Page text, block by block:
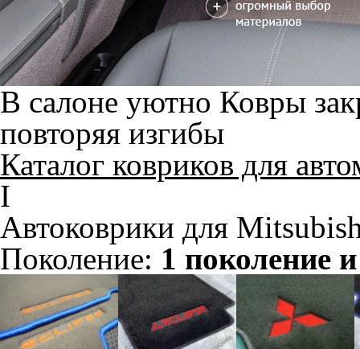
В салоне уютно Ковры
повторяя изгибы
Каталог ковриков для
I
Автоковрики для
Поколение: 1 поколение